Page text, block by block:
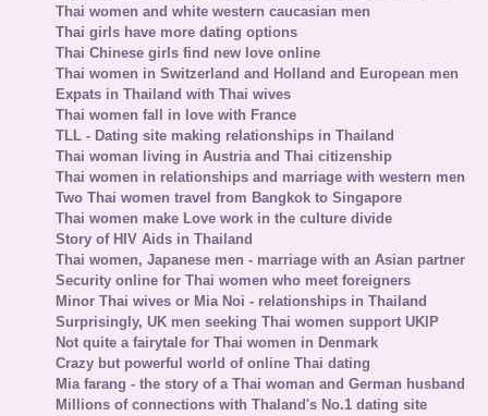
Thai women and white western caucasian men
Thai girls have more dating options
Thai Chinese girls find new love online
Thai women in Switzerland and Holland and European men
Expats in Thailand with Thai wives
Thai women fall in love with France
TLL - Dating site making relationships in Thailand
Thai woman living in Austria and Thai citizenship
Thai women in relationships and marriage with western men
Two Thai women travel from Bangkok to Singapore
Thai women make Love work in the culture divide
Story of HIV Aids in Thailand
Thai women, Japanese men - marriage with an Asian partner
Security online for Thai women who meet foreigners
Minor Thai wives or Mia Noi - relationships in Thailand
Surprisingly, UK men seeking Thai women support UKIP
Not quite a fairytale for Thai women in Denmark
Crazy but powerful world of online Thai dating
Mia farang - the story of a Thai woman and German husband
Millions of connections with Thaland's No.1 dating site